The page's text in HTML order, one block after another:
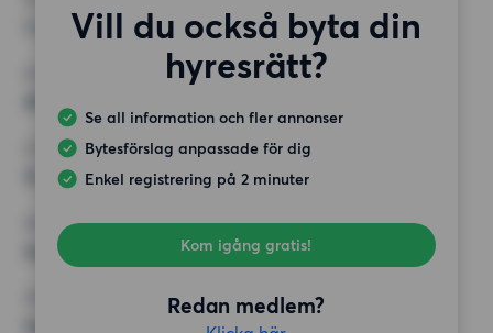
Vill du också byta din
hyresrätt?
Se all information och fler annonser
Bytesförslag anpassade för dig
Enkel registrering på 2 minuter
Kom igång gratis!
Redan medlem?
MINST ANTAL KVADRATMETER
HÖGSTA HYRA
12 500 kr
Inga speciella krav
ÖVRIGA PREFERENSER
Inga speciella preferenser